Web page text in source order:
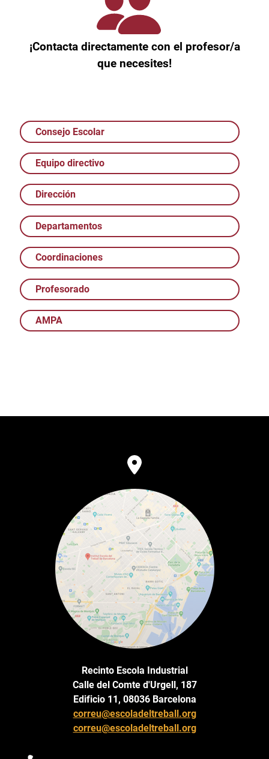
¡Contacta directamente con el profesor/a
que necesites!
Consejo Escolar
Equipo directivo
Dirección
Departamentos
Coordinaciones
Profesorado
AMPA
Recinto Escola Industrial
Calle del Comte d'Urgell, 187
Edificio 11, 08036 Barcelona
correu@escoladeltreball.org
correu@escoladeltreball.org